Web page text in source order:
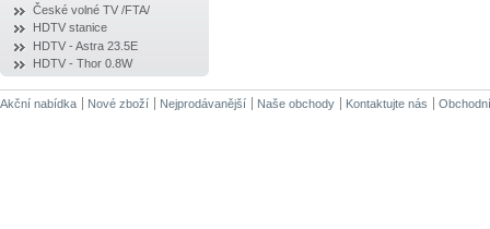
České volné TV /FTA/
HDTV stanice
HDTV - Astra 23.5E
HDTV - Thor 0.8W
Akční nabídka Nové zboží Nejprodávanější Naše obchody Kontaktujte nás